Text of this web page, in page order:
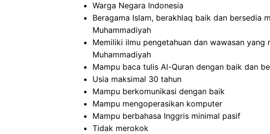
Warga Negara Indonesia
Beragama Islam, berakhlaq baik dan bersedia
Muhammadiyah
Memiliki ilmu pengetahuan dan wawasan yang
Muhammadiyah
Mampu baca tulis Al-Quran dengan baik dan
Usia maksimal 30 tahun
Mampu berkomunikasi dengan baik
Mampu mengoperasikan komputer
Mampu berbahasa Inggris minimal pasif
Tidak merokok